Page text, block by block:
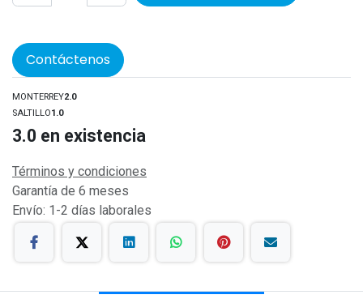
Contáctenos
MONTERREY2.0
SALTILLO1.0
3.0 en existencia
Términos y condiciones
Garantía de 6 meses
Envío: 1-2 días laborales